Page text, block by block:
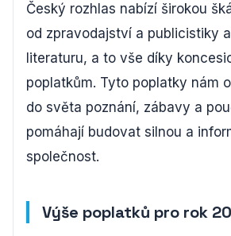
Český rozhlas nabízí širokou
od zpravodajství a publicistiky
literaturu, a to vše díky
poplatkům. Tyto poplatky nám
do světa poznání, zábavy a
pomáhají budovat silnou a
společnost.
Výše poplatků pro rok